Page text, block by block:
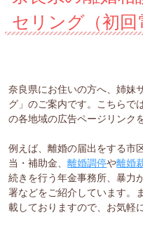
セリング（初回
奈良県にお住いの方へ、姉妹
グ」のご案内です。こちらで
の各地域の広告ページリンク
例えば、離婚の届出をする市
当・補助金、離婚調停や離婚
続きを行う年金事務所、暴力
署などをご紹介しています。
載しておりますので、お気軽